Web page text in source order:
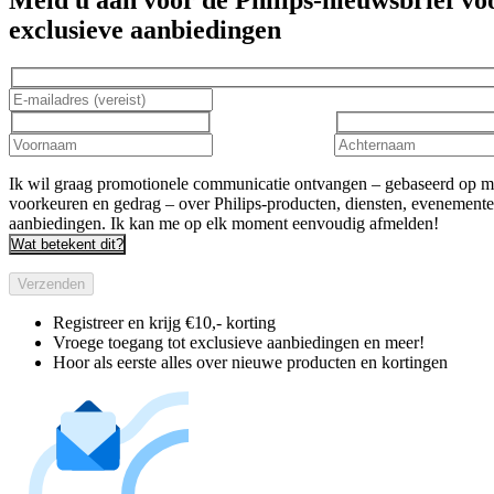
exclusieve aanbiedingen
Ik wil graag promotionele communicatie ontvangen – gebaseerd op
voorkeuren en gedrag – over Philips-producten, diensten,
aanbiedingen. Ik kan me op elk moment eenvoudig afmelden!
Wat betekent dit?
Verzenden
Registreer en krijg €10,- korting
Vroege toegang tot exclusieve aanbiedingen en meer!
Hoor als eerste alles over nieuwe producten en kortingen